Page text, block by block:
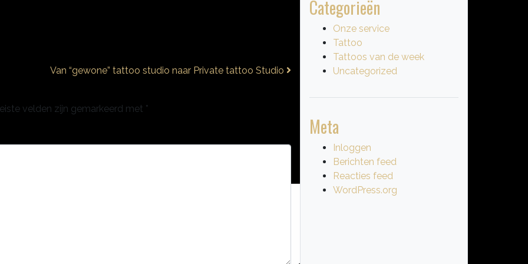
Van “gewone” tattoo studio naar Private tattoo Studio
velden zijn gemarkeerd met *
Categorieën
Onze service
Tattoo
Tattoos van de week
Uncategorized
Meta
Inloggen
Berichten feed
Reacties feed
WordPress.org